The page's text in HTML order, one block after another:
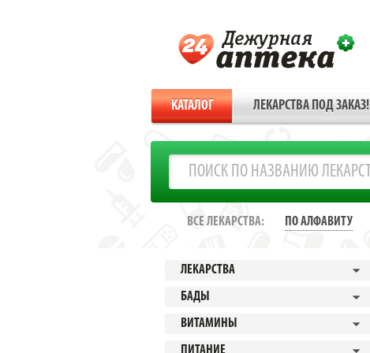
КАТАЛОГ ЛЕКАРСТВА ПОД ЗАКАЗ!
ВСЕ ЛЕКАРСТВА: ПО АЛФАВИТУ
ЛЕКАРСТВА
БАДЫ
ВИТАМИНЫ
ПИТАНИЕ